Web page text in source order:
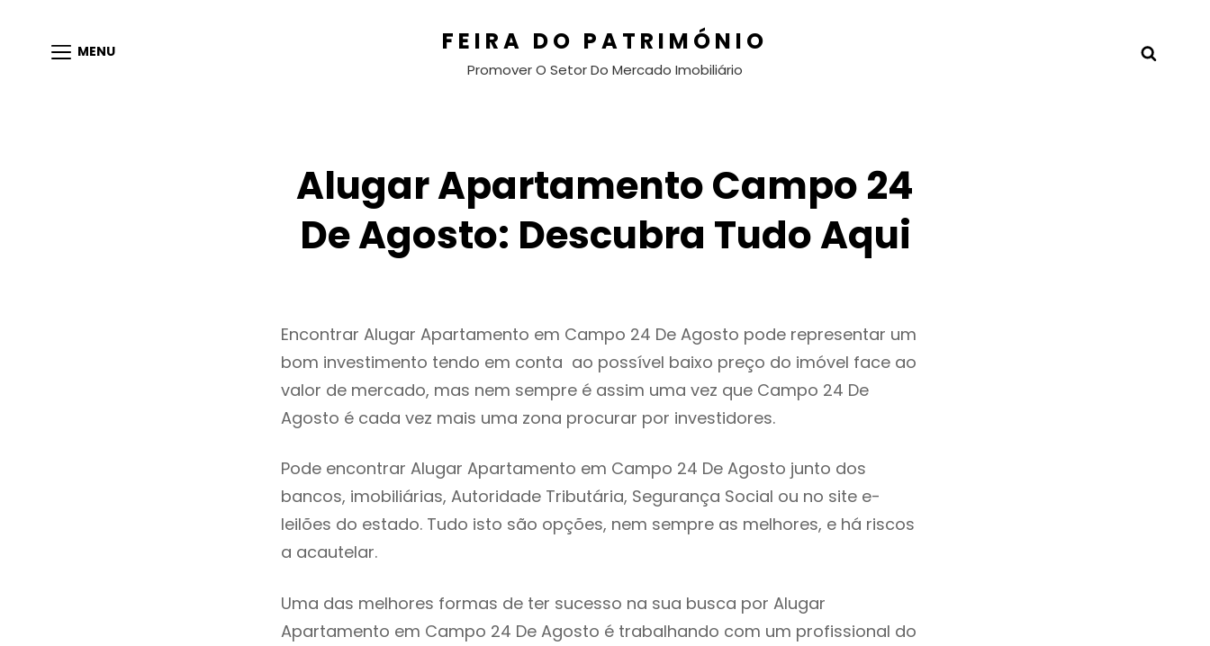
MENU FEIRA DO PATRIMÓNIO
Promover O Setor Do Mercado Imobiliário
Alugar Apartamento Campo 24
De Agosto: Descubra Tudo Aqui
Encontrar Alugar Apartamento em Campo 24 De Agosto pode representar um
bom investimento tendo em conta ao possível baixo preço do imóvel face ao
valor de mercado, mas nem sempre é assim uma vez que Campo 24 De
Agosto é cada vez mais uma zona procurar por investidores.
Pode encontrar Alugar Apartamento em Campo 24 De Agosto junto dos
bancos, imobiliárias, Autoridade Tributária, Segurança Social ou no site e-
leilões do estado. Tudo isto são opções, nem sempre as melhores, e há riscos
a acautelar.
Uma das melhores formas de ter sucesso na sua busca por Alugar
Apartamento em Campo 24 De Agosto é trabalhando com um profissional do